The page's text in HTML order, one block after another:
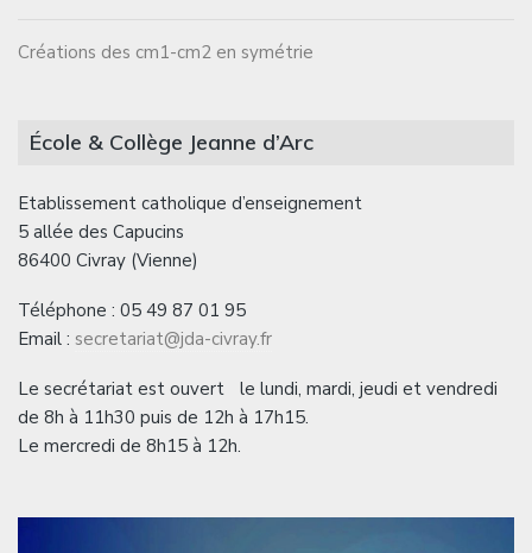
Créations des cm1-cm2 en symétrie
École & Collège Jeanne d’Arc
Etablissement catholique d’enseignement
5 allée des Capucins
86400 Civray (Vienne)
Téléphone : 05 49 87 01 95
Email : secretariat@jda-civray.fr
Le secrétariat est ouvert le lundi, mardi, jeudi et vendredi
de 8h à 11h30 puis de 12h à 17h15.
Le mercredi de 8h15 à 12h.